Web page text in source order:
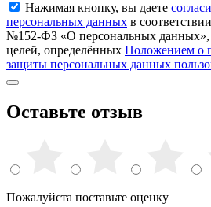
Нажимая кнопку, вы даете
персональных данных в
№152-ФЗ «О персональных данных»,
целей, определённых Положением о
защиты персональных данных
Оставьте отзыв
Пожалуйста поставьте оценку